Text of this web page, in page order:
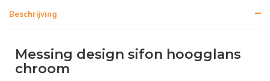
Beschrijving
Messing design sifon hoogglans
chroom